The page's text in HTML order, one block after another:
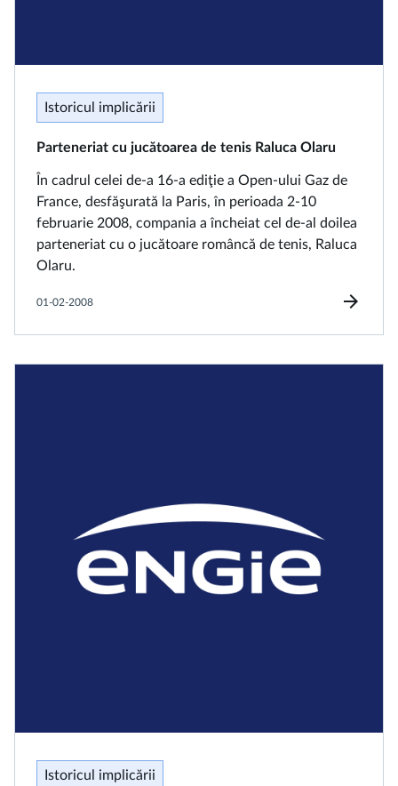
Istoricul implicării
Parteneriat cu jucătoarea de tenis Raluca Olaru
În cadrul celei de-a 16-a ediţie a Open-ului Gaz de
France, desfăşurată la Paris, în perioada 2-10
februarie 2008, compania a încheiat cel de-al doilea
parteneriat cu o jucătoare româncă de tenis, Raluca
Olaru.
01-02-2008 arrow_forward
Istoricul implicării